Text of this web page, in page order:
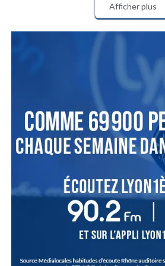
Afficher plus